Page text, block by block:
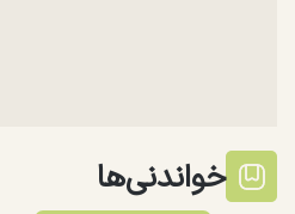
خواندنی‌ها